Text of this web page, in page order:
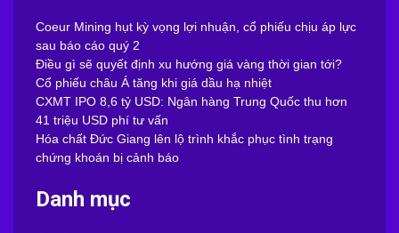
Coeur Mining hụt kỳ vọng lợi nhuận, cổ phiếu chịu áp lực
sau báo cáo quý 2
Điều gì sẽ quyết định xu hướng giá vàng thời gian tới?
Cổ phiếu châu Á tăng khi giá dầu hạ nhiệt
CXMT IPO 8,6 tỷ USD: Ngân hàng Trung Quốc thu hơn
41 triệu USD phí tư vấn
Hóa chất Đức Giang lên lộ trình khắc phục tình trạng
chứng khoán bị cảnh báo
Danh mục